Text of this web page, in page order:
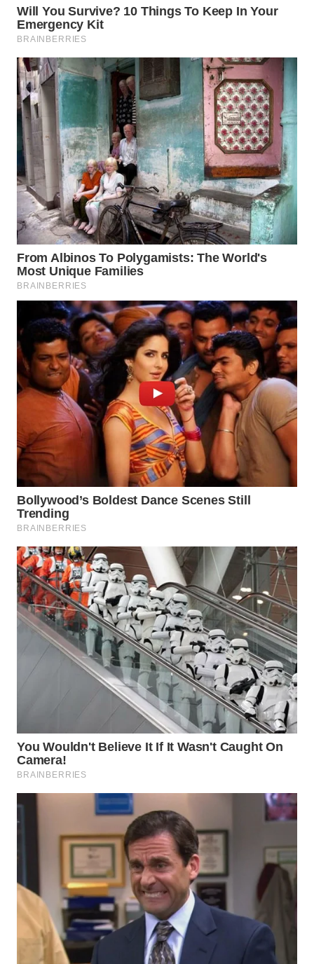
WN
TANJUNG
LESUNG
WN
KARO
WN
SIMALUNGUN
WN
LABUHANBATU
WN
TAPANULI
TENGAH
WN DELI
SERDANG
WN
TEBING
TINGGI
WN
PAKPAK
WN
KARAWANG
WN
WN
BOGOR
WN
DEPOK
WN
SAMOSIR
SUMEDANG
WN
CIANJUR